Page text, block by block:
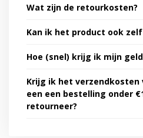
Wat zijn de retourkosten?
Kan ik het product ook
Hoe (snel) krijg ik mijn
Krijg ik het verzendkosten
een een bestelling onder
retourneer?